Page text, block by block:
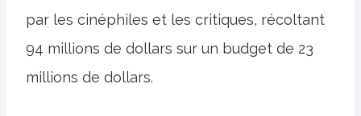
par les cinéphiles et les critiques, récoltant
94 millions de dollars sur un budget de 23
millions de dollars.